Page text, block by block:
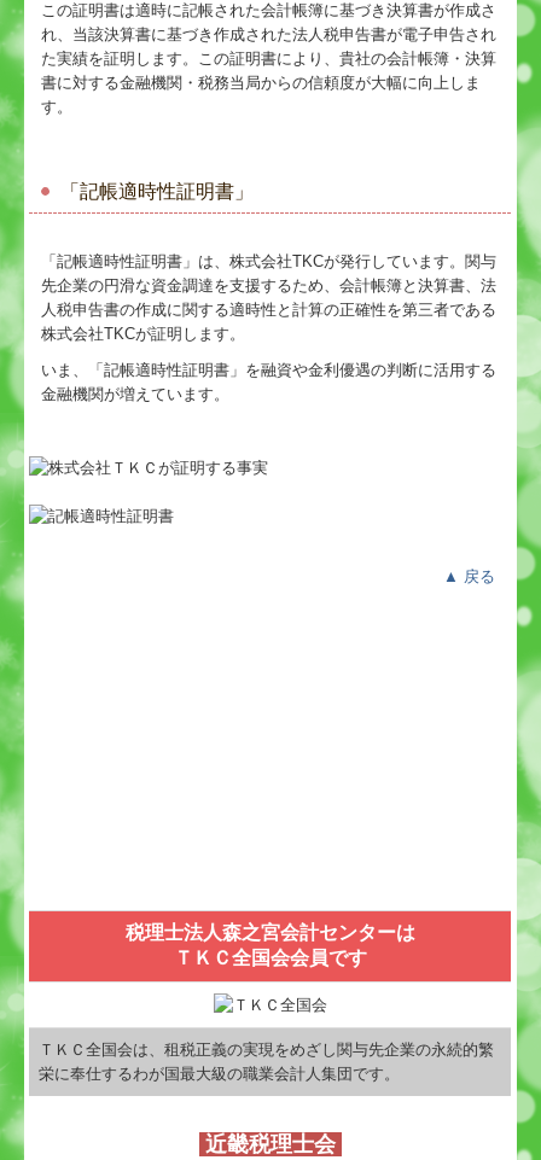
税理士法人森之宮会計センターは
ＴＫＣ全国会会員です
ＴＫＣ全国会は、租税正義の実現をめざし関与先企業の永続的繁
栄に奉仕するわが国最大級の職業会計人集団です。
近畿税理士会
この証明書は適時に記帳された会計帳簿に基づき決算書が作成さ
れ、当該決算書に基づき作成された法人税申告書が電子申告され
た実績を証明します。この証明書により、貴社の会計帳簿・決算
書に対する金融機関・税務当局からの信頼度が大幅に向上しま
す。
「記帳適時性証明書」
「記帳適時性証明書」は、株式会社TKCが発行しています。関与
先企業の円滑な資金調達を支援するため、会計帳簿と決算書、法
人税申告書の作成に関する適時性と計算の正確性を第三者である
株式会社TKCが証明します。
いま、「記帳適時性証明書」を融資や金利優遇の判断に活用する
金融機関が増えています。
▲ 戻る